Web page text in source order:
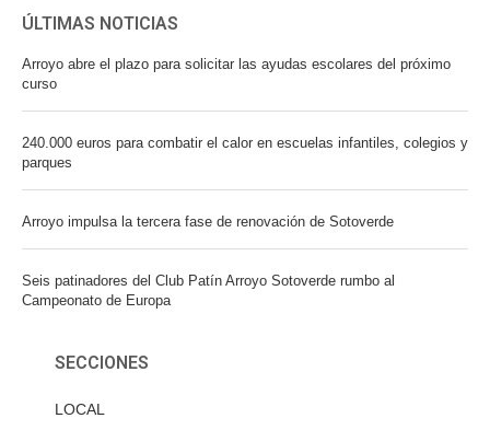
ÚLTIMAS NOTICIAS
Arroyo abre el plazo para solicitar las ayudas escolares del próximo
curso
240.000 euros para combatir el calor en escuelas infantiles, colegios y
parques
Arroyo impulsa la tercera fase de renovación de Sotoverde
Seis patinadores del Club Patín Arroyo Sotoverde rumbo al
Campeonato de Europa
SECCIONES
LOCAL